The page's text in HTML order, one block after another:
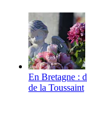
En Bretagne :
de la Toussaint